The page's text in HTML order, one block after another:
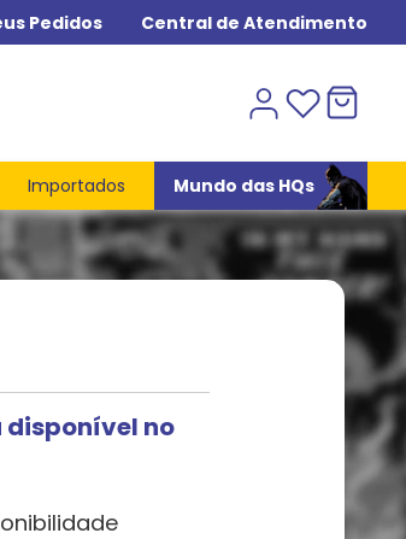
Pedidos Central de Atendimento
Importados Mundo das HQs
disponível no